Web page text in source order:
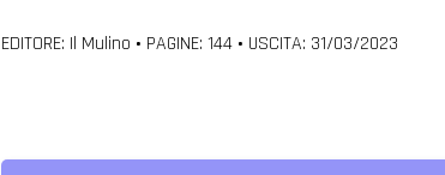
EDITORE: Il Mulino • PAGINE: 144 • USCITA: 31/03/2023